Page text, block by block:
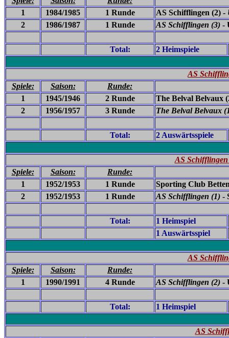
1
1984/1985 1 Runde AS Schifflingen (2) -
2
1986/1987 1 Runde AS Schifflingen (3) -
Total: 2 Heimspiele
AS
Spiele:
Saison:
Runde:
1
1945/1946 2 Runde
The Belval Belvaux
2
1956/1957 3 Runde The Belval Belvaux
Total: 2 Auswärtsspiele
AS
Spiele:
Saison:
Runde:
1
1952/1953 1 Runde
Sporting Club
2
1952/1953 1 Runde AS Schifflingen (1) -
Total:
1 Heimspiel
1 Auswärtsspiel
AS
Spiele:
Saison:
Runde:
1
1990/1991 4 Runde AS Schifflingen (2) -
Total: 1 Heimspiel
AS